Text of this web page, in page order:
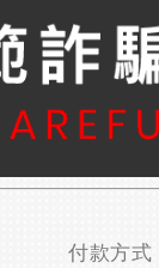
付款方式